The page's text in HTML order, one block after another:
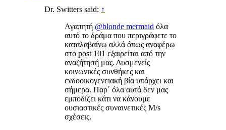
Dr. Switters said: ↑
Αγαπητή @blonde mermaid όλα
αυτό το δράμα που περιγράφετε το
καταλαβαίνω αλλά όπως αναφέρω
στο post 101 εξαιρείται από την
αναζήτησή μας. Δυσμενείς
κοινωνικές συνθήκες και
ενδοοικογενειακή βία υπάρχει και
σήμερα. Παρ΄ όλα αυτά δεν μας
εμποδίζει κάτι να κάνουμε
ουσιαστικές συναινετικές M/s
σχέσεις.